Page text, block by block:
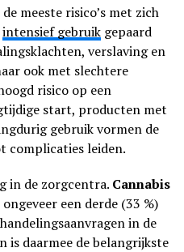
meeste risico’s met zich
intensief gebruik gepaard
verslaving en
ook met slechtere
risico op een
start, producten met
gebruik vormen de
complicaties leiden.
in de zorgcentra. Cannabis
een derde (33 %)
in de
is daarmee de belangrijkste